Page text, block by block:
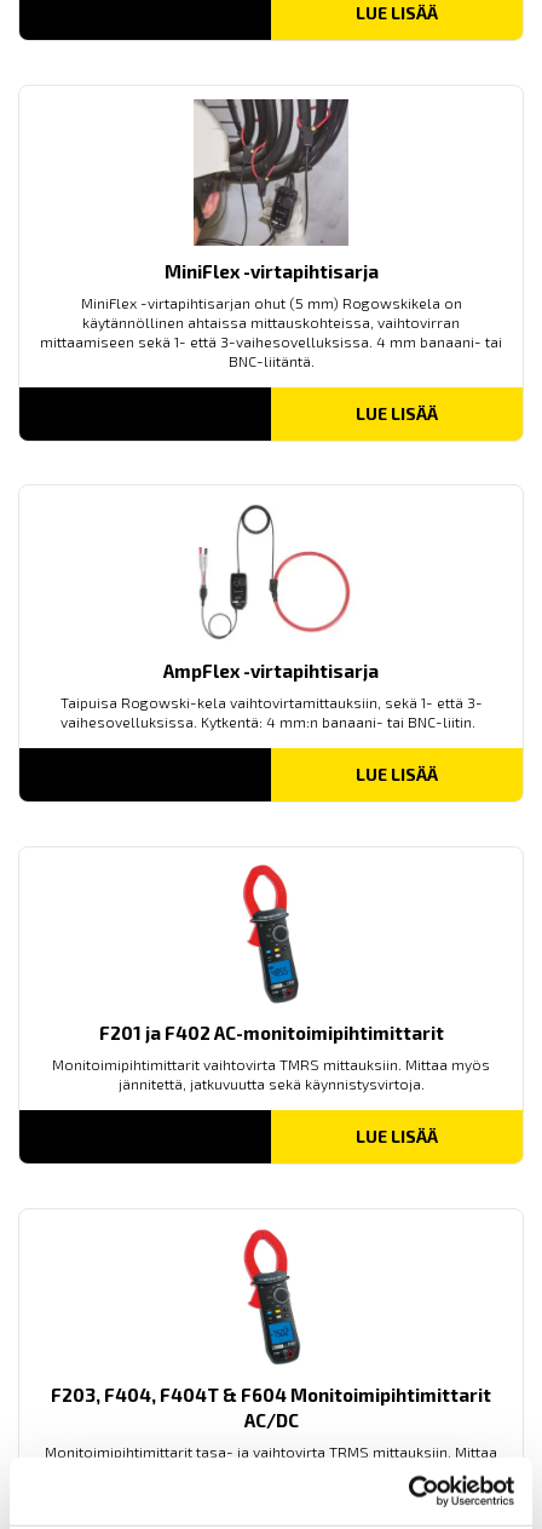
LUE LISÄÄ
MiniFlex -virtapihtisarja
MiniFlex -virtapihtisarjan ohut (5 mm) Rogowskikela on
käytännöllinen ahtaissa mittauskohteissa, vaihtovirran
mittaamiseen sekä 1- että 3-vaihesovelluksissa. 4 mm banaani- tai
BNC-liitäntä.
LUE LISÄÄ
AmpFlex -virtapihtisarja
Taipuisa Rogowski-kela vaihtovirtamittauksiin, sekä 1- että 3-
vaihesovelluksissa. Kytkentä: 4 mm:n banaani- tai BNC-liitin.
LUE LISÄÄ
F201 ja F402 AC-monitoimipihtimittarit
Monitoimipihtimittarit vaihtovirta TMRS mittauksiin. Mittaa myös
jännitettä, jatkuvuutta sekä käynnistysvirtoja.
LUE LISÄÄ
F203, F404, F404T & F604 Monitoimipihtimittarit
AC/DC
Monitoimipihtimittarit tasa- ja vaihtovirta TRMS mittauksiin. Mittaa
myös jännitettä, jatkuvuutta sekä käynnistysvirtoja.
LUE LISÄÄ